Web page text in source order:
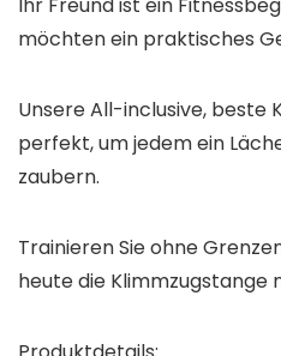
möchten ein praktisches
Unsere All-inclusive, beste
perfekt, um jedem ein
zaubern.
Trainieren Sie ohne
heute die Klimmzugstange